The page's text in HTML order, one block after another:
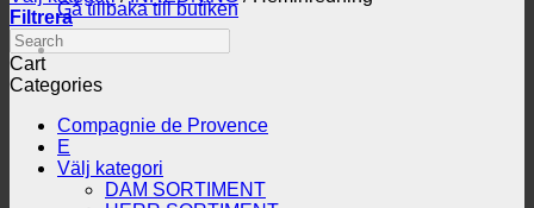
Gå tillbaka till butiken
Filtrera
Search
Cart
Categories
Compagnie de Provence
E
Välj kategori
DAM SORTIMENT